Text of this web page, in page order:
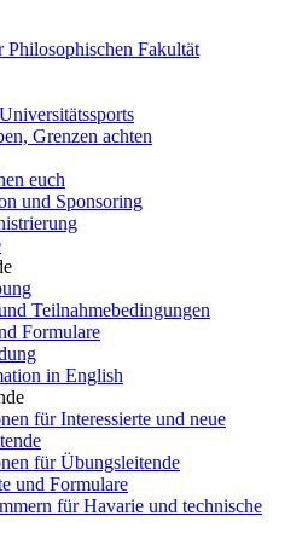
Philosophischen Fakultät
Grenzen achten
euch
und Sponsoring
Teilnahmebedingungen
Formulare
in English
für Interessierte und neue
für Übungsleitende
und Formulare
für Havarie und technische